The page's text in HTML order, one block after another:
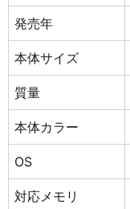
発売年
本体サイズ
質量
本体カラー
OS
対応メモリ